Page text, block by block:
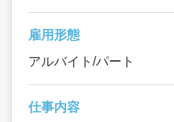
雇用形態
アルバイト/パート
仕事内容